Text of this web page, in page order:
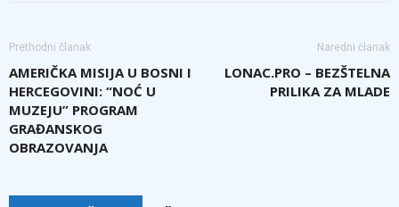
Prethodni članak
AMERIČKA MISIJA U BOSNI I
HERCEGOVINI: “NOĆ U
MUZEJU” PROGRAM
GRAĐANSKOG
OBRAZOVANJA
Naredni članak
LONAC.PRO – BEZŠTELNA
PRILIKA ZA MLADE